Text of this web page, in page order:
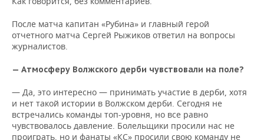
После матча капитан «Рубина» и главный герой
отчетного матча Сергей Рыжиков ответил на вопросы
журналистов.
— Атмосферу Волжского дерби чувствовали на поле?
— Да, это интересно — принимать участие в дерби, хотя
и нет такой истории в Волжском дерби. Сегодня не
встречались команды топ-уровня, но все равно
чувствовалось давление. Болельщики просили нас не
проиграть, но и фанаты «КС» просили свою команду не